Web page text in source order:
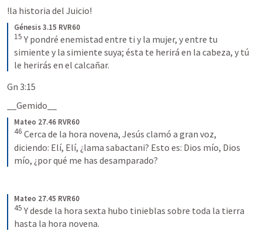
!la historia del Juicio!
Génesis 3.15 RVR60
15 Y pondré enemistad entre ti y la mujer, y entre tu
simiente y la simiente suya; ésta te herirá en la cabeza, y tú
le herirás en el calcañar.
Gn 3:15
__Gemido__
Mateo 27.46 RVR60
46 Cerca de la hora novena, Jesús clamó a gran voz,
diciendo: Elí, Elí, ¿lama sabactani? Esto es: Dios mío, Dios
mío, ¿por qué me has desamparado?
Mateo 27.45 RVR60
45 Y desde la hora sexta hubo tinieblas sobre toda la tierra
hasta la hora novena.